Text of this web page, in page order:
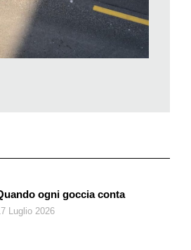
nei suoi variegati modi di
con il mondo, nei valori che incarna e
alla realtà nella quale
questa fotografia possiamo allora
potremmo quasi dire che queste
punto coincidano, diventino un
il culmine della concentrazione,
In quel momento, un tutt’uno
dovrebbe diventarlo – pure la
artificiale del suo braccio, di
ogni goccia conta
Luglio 2026